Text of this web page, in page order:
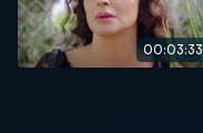
00:03:33